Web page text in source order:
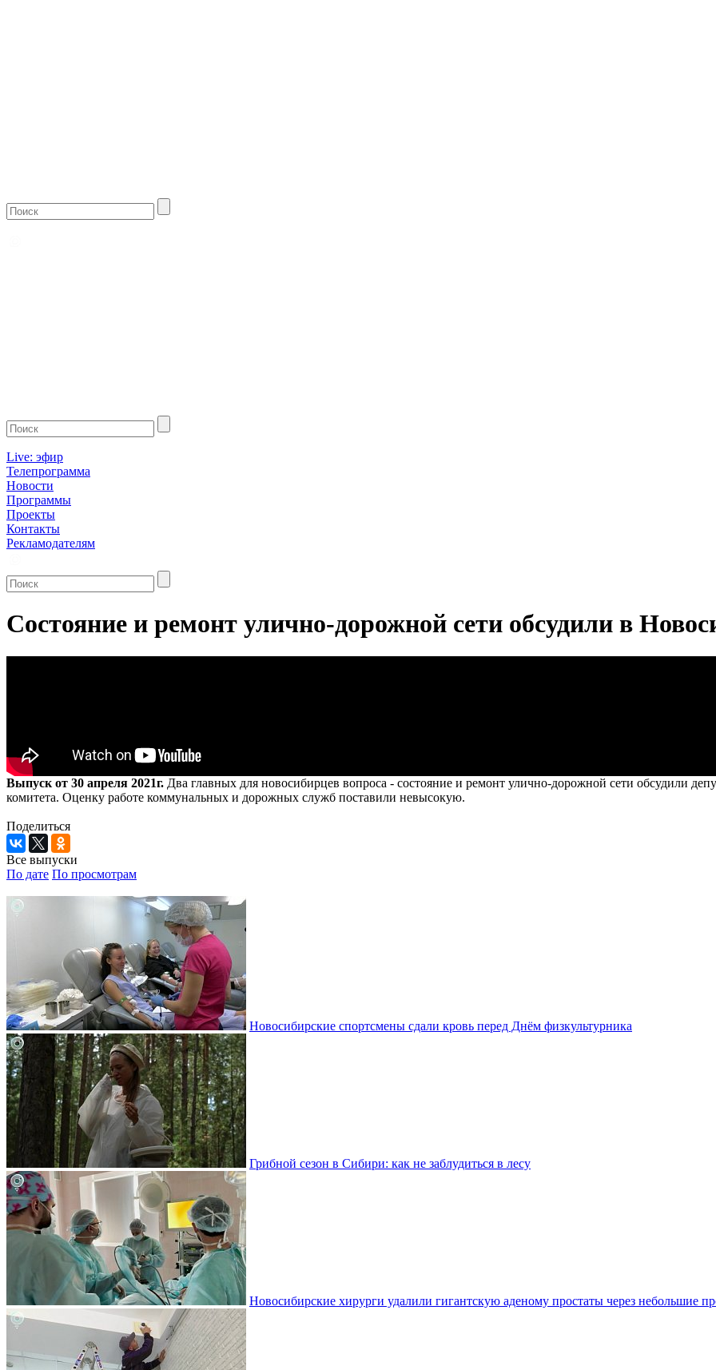
Live: эфир
Телепрограмма
Новости
Программы
Проекты
Контакты
Рекламодателям
Состояние и ремонт улично-дорожной сети обсудили в
Выпуск от 30 апреля 2021г. Два главных для новосибирцев вопроса - состояние и ремонт улично-дорожной сети обсудили
комитета. Оценку работе коммунальных и дорожных служб поставили невысокую.
Поделиться
Все выпуски
По дате По просмотрам
Новосибирские спортсмены сдали кровь перед Днём физкультурника
Грибной сезон в Сибири: как не заблудиться в лесу
Новосибирские хирурги удалили гигантскую аденому простаты через небольшие